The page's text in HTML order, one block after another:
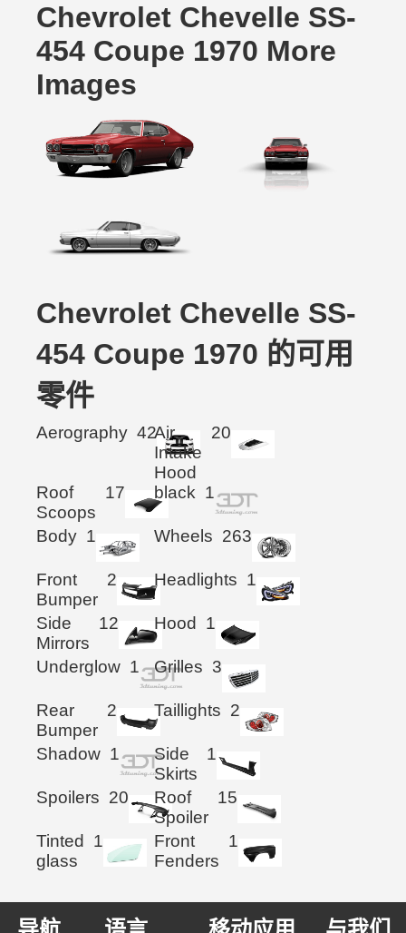
Chevrolet Chevelle SS-
454 Coupe 1970 More
Images
Chevrolet Chevelle SS-
454 Coupe 1970 的可用
零件
Aerography 42Air
Intake
Hood
20
Roof
Scoops
17 black 1
Body 1 Wheels 263
Front
Bumper
2 Headlights 1
Side
Mirrors
12 Hood 1
Underglow 1 Grilles 3
Rear
Bumper
2 Taillights 2
Shadow 1
Side
Skirts
1
Spoilers 20
Roof
Spoiler
15
Tinted
glass
1
Front
Fenders
1